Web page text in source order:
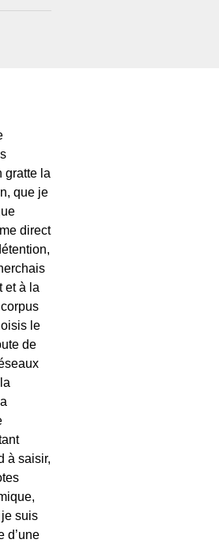
gratte la
que je
direct
et à la
le
de
à saisir,
suis
d’une